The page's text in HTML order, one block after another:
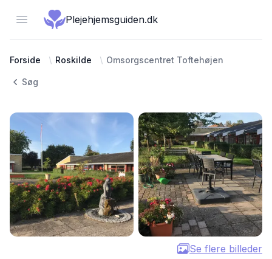
Open menuPlejehjemsguiden.dk
Forside Roskilde Omsorgscentret Toftehøjen
Søg
Se flere billeder